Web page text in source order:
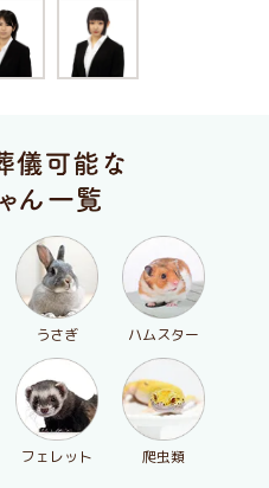
うさぎ ハムスター
フェレット 爬虫類